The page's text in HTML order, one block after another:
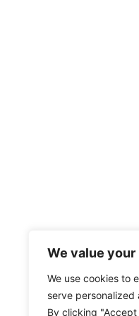
We value
We use cookies to
serve
By clicking